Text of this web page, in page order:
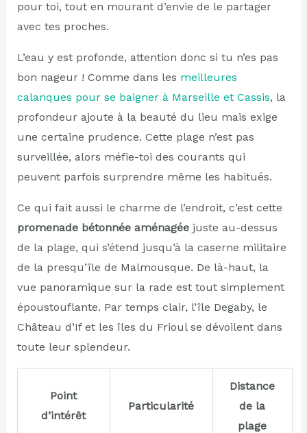
pour toi, tout en mourant d’envie de le partager
avec tes proches.
L’eau y est profonde, attention donc si tu n’es pas
bon nageur ! Comme dans les meilleures
calanques pour se baigner à Marseille et Cassis, la
profondeur ajoute à la beauté du lieu mais exige
une certaine prudence. Cette plage n’est pas
surveillée, alors méfie-toi des courants qui
peuvent parfois surprendre même les habitués.
Ce qui fait aussi le charme de l’endroit, c’est cette
promenade bétonnée aménagéejuste au-dessus
de la plage, qui s’étend jusqu’à la caserne militaire
de la presqu’île de Malmousque. De là-haut, la
vue panoramique sur la rade est tout simplement
époustouflante. Par temps clair, l’île Degaby, le
Château d’If et les îles du Frioul se dévoilent dans
toute leur splendeur.
Point
d’intérêt
Particularité
Distance
de la
plage